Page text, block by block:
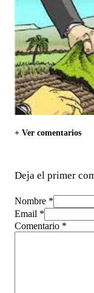
+ Ver comentarios
Deja el primer
Nombre *
Email *
Comentario *